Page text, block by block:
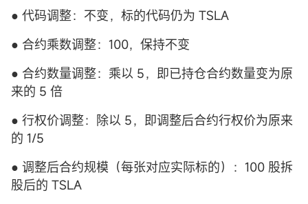
● 代码调整：不变，标的代码仍为 TSLA
● 合约乘数调整：100，保持不变
● 合约数量调整：乘以 5，即已持仓合约数量变为原
来的 5 倍
● 行权价调整：除以 5，即调整后合约行权价为原来
的 1/5
● 调整后合约规模（每张对应实际标的）：100 股拆
股后的 TSLA